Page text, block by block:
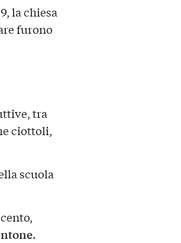
la chiesa
furono
tra
ciottoli,
scuola
.